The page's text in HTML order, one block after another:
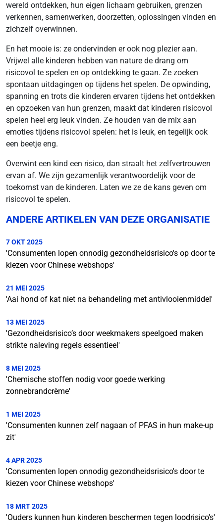
wereld ontdekken, hun eigen lichaam gebruiken, grenzen
verkennen, samenwerken, doorzetten, oplossingen vinden en
zichzelf overwinnen.
En het mooie is: ze ondervinden er ook nog plezier aan.
Vrijwel alle kinderen hebben van nature de drang om
risicovol te spelen en op ontdekking te gaan. Ze zoeken
spontaan uitdagingen op tijdens het spelen. De opwinding,
spanning en trots die kinderen ervaren tijdens het ontdekken
en opzoeken van hun grenzen, maakt dat kinderen risicovol
spelen heel erg leuk vinden. Ze houden van de mix aan
emoties tijdens risicovol spelen: het is leuk, en tegelijk ook
een beetje eng.
Overwint een kind een risico, dan straalt het zelfvertrouwen
ervan af. We zijn gezamenlijk verantwoordelijk voor de
toekomst van de kinderen. Laten we ze de kans geven om
risicovol te spelen.
ANDERE ARTIKELEN VAN DEZE ORGANISATIE
7 OKT 2025
'Consumenten lopen onnodig gezondheidsrisico's op door te
kiezen voor Chinese webshops'
21 MEI 2025
'Aai hond of kat niet na behandeling met antivlooienmiddel'
13 MEI 2025
'Gezondheidsrisico’s door weekmakers speelgoed maken
strikte naleving regels essentieel'
8 MEI 2025
'Chemische stoffen nodig voor goede werking
zonnebrandcrème'
1 MEI 2025
'Consumenten kunnen zelf nagaan of PFAS in hun make-up
zit'
4 APR 2025
'Consumenten lopen onnodig gezondheidsrisico's door te
kiezen voor Chinese webshops'
18 MRT 2025
'Ouders kunnen hun kinderen beschermen tegen loodrisico's'